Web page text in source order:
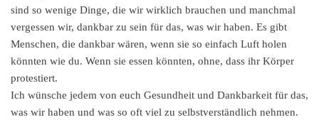
sind so wenige Dinge, die wir wirklich brauchen und manchmal
vergessen wir, dankbar zu sein für das, was wir haben. Es gibt
Menschen, die dankbar wären, wenn sie so einfach Luft holen
könnten wie du. Wenn sie essen könnten, ohne, dass ihr Körper
protestiert.
Ich wünsche jedem von euch Gesundheit und Dankbarkeit für das,
was wir haben und was so oft viel zu selbstverständlich nehmen.